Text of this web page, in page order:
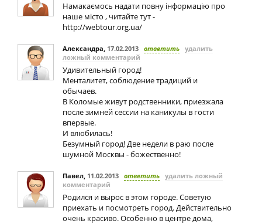
Намакаємось надати повну інформацію про
наше місто , читайте тут -
http://webtour.org.ua/
Александра, 17.02.2013 ответить удалить
ложный комментарий
Удивительный город!
Менталитет, соблюдение традиций и
обычаев.
В Коломые живут родственники, приезжала
после зимней сессии на каникулы в гости
впервые.
И влюбилась!
Безумный город! Две недели в раю после
шумной Москвы - божественно!
Павел, 11.02.2013 ответить удалить ложный
комментарий
Родился и вырос в этом городе. Советую
приехать и посмотреть город. Действительно
очень красиво. Особенно в центре дома,